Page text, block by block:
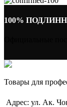
100%
Товары для
Адрес: ул. Ак.